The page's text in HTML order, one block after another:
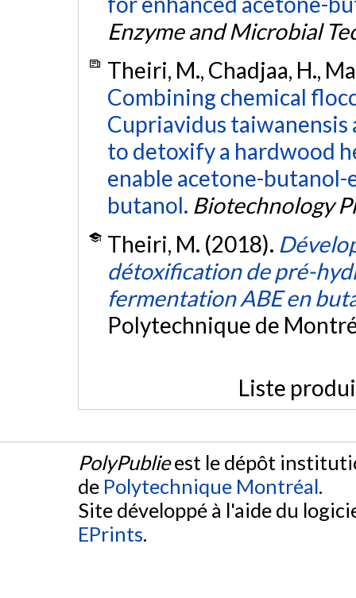
Enzyme and Microbial
Theiri, M., Chadjaa, H.,
Combining chemical
Cupriavidus
to detoxify a hardwood
enable acetone-
butanol. Biotechnology
Theiri, M. (2018).
détoxification de pré-
fermentation ABE en
Polytechnique de
Liste
PolyPublieest le dépôt
de Polytechnique Montréal.
Site développé à l'aide du
EPrints.